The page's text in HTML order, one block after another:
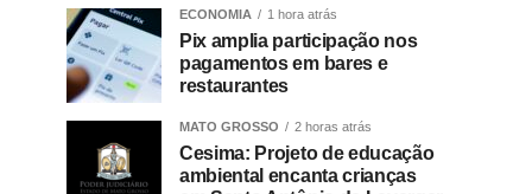
ECONOMIA 1 hora atrás
Pix amplia participação nos
pagamentos em bares e
restaurantes
MATO GROSSO 2 horas atrás
Cesima: Projeto de educação
ambiental encanta crianças